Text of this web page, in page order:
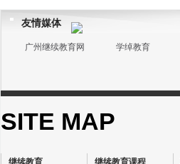
友情媒体
广州继续教育网 学绰教育
SITE MAP
继续教育
继续教育课程